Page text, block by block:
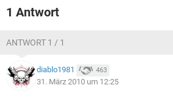
1 Antwort
ANTWORT 1 / 1
diablo1981 463
31. März 2010 um 12:25